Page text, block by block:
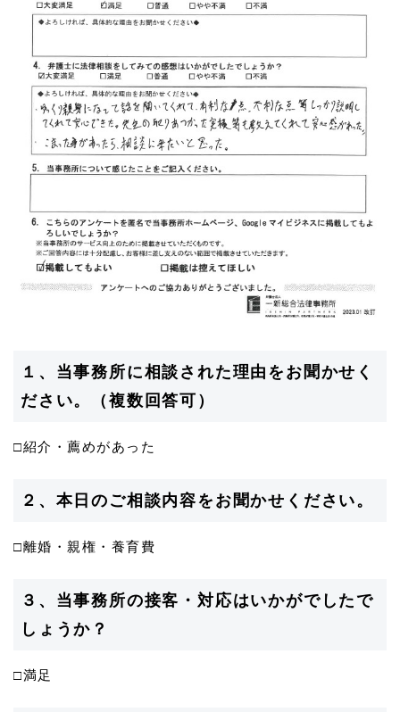
１、当事務所に相談された理由をお聞かせく
ださい。（複数回答可）
□紹介・薦めがあった
２、本日のご相談内容をお聞かせください。
□離婚・親権・養育費
３、当事務所の接客・対応はいかがでしたで
しょうか？
□満足